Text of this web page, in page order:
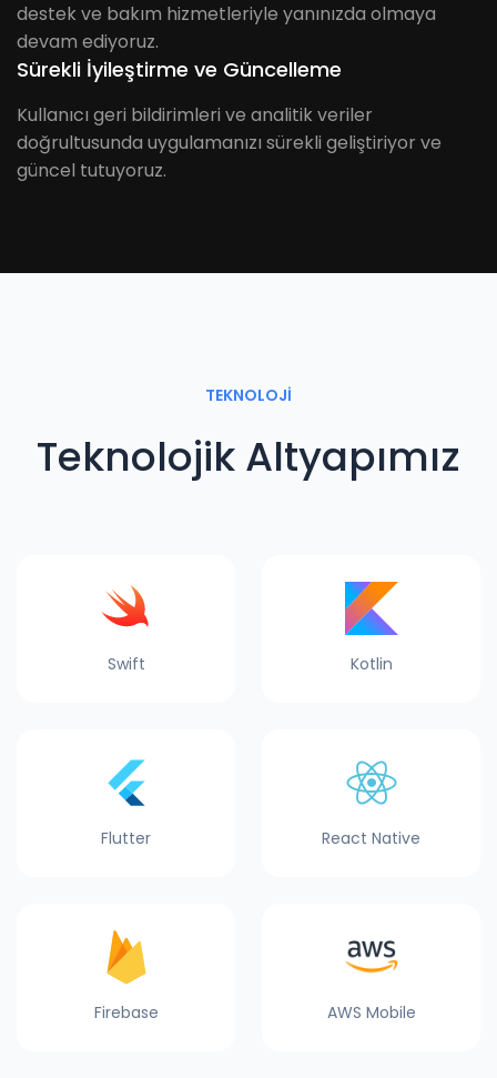
destek ve bakım hizmetleriyle yanınızda olmaya
devam ediyoruz.
Sürekli İyileştirme ve Güncelleme
Kullanıcı geri bildirimleri ve analitik veriler
doğrultusunda uygulamanızı sürekli geliştiriyor ve
güncel tutuyoruz.
TEKNOLOJİ
Teknolojik Altyapımız
Swift Kotlin
Flutter React Native
Firebase AWS Mobile